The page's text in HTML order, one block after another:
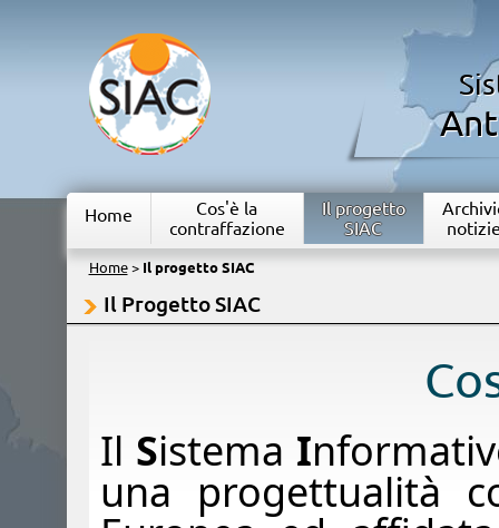
Home
Cos'è la
contraffazione
Il progetto
SIAC
Home> Il progetto SIAC
Il Progetto SIAC
Il Sistema I
una progettualità